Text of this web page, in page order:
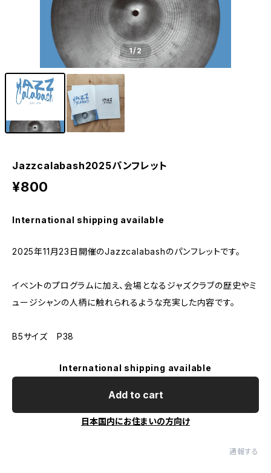
1/2
Jazzcalabash2025パンフレット
¥800
International shipping available
2025年11月23日開催のJazzcalabashのパンフレットです。
イベントのプログラムに加え、会場となるジャズクラブの歴史やミ
ュージシャンの人柄に触れられるような充実した内容です。
B5サイズ P38
International shipping available
Add to cart
日本国内にお住まいの方向け
通報する